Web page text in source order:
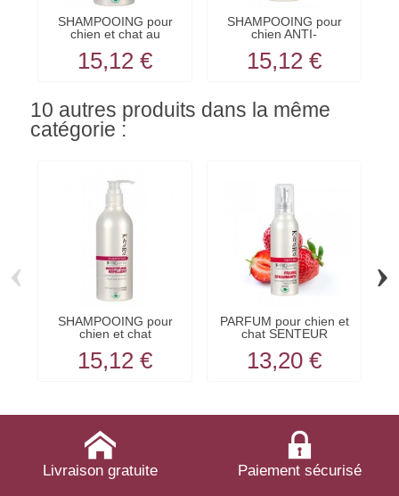
SHAMPOOING pour
chien et chat au
15,12 €
SHAMPOOING pour
chien ANTI-
15,12 €
10 autres produits dans la même
catégorie :
SHAMPOOING pour
chien et chat
15,12 €
PARFUM pour chien et
chat SENTEUR
13,20 €
‹ ›
Livraison gratuite Paiement sécurisé